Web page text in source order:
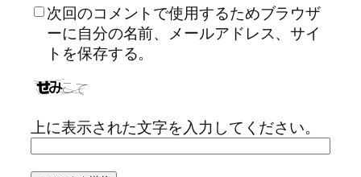
次回のコメントで使用するためブラウザ
ーに自分の名前、メールアドレス、サイ
トを保存する。
上に表示された文字を入力してください。